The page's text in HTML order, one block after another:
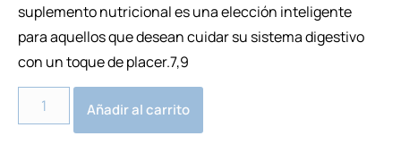
suplemento nutricional es una elección inteligente
para aquellos que desean cuidar su sistema digestivo
con un toque de placer.7,9
Añadir al carrito